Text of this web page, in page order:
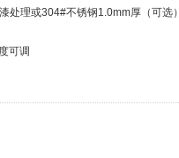
处理或304#不锈钢1.0mm厚（可选）
可调